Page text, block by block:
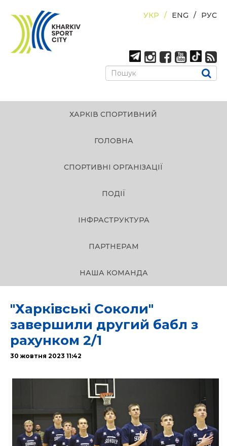
РУС
ENG
УКР
ХАРКІВ СПОРТИВНИЙ
ГОЛОВНА
СПОРТИВНІ ОРГАНІЗАЦІЇ
ПОДІЇ
ІНФРАСТРУКТУРА
ПАРТНЕРАМ
НАША КОМАНДА
"Харківські Соколи"
завершили другий бабл з
рахунком 2/1
30 жовтня 2023 11:42